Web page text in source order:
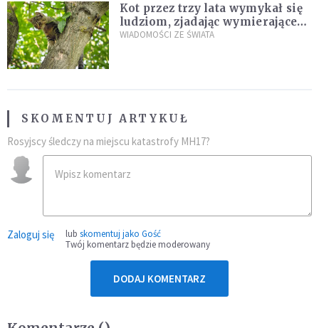
Kot przez trzy lata wymykał się
ludziom, zjadając wymierające
kaczki. W końcu popełnił
WIADOMOŚCI ZE ŚWIATA
SKOMENTUJ ARTYKUŁ
Rosyjscy śledczy na miejscu katastrofy MH17?
Zaloguj się lub skomentuj jako Gość
Twój komentarz będzie moderowany
DODAJ KOMENTARZ